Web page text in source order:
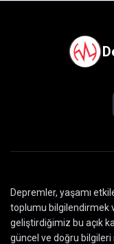
Depremler, yaşamı
toplumu bilgilendirmek
geliştirdiğimiz bu açık
güncel ve doğru bilgileri